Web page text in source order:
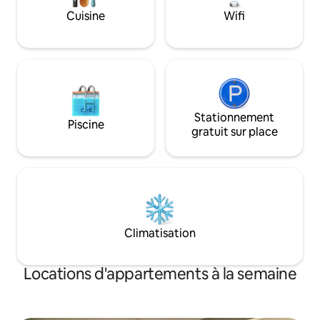
Cuisine Wifi
Piscine
Stationnement
gratuit sur place
Climatisation
Locations d'appartements à la semaine